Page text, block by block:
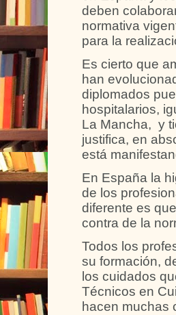
deben
normativa
para la
Es cierto que
han
diplomados
hospitalarios,
La Mancha, y
justifica, en
está
En España la
de los
diferente es
contra de la
Todos los
su formación,
los cuidados
Técnicos en
hacen muchas